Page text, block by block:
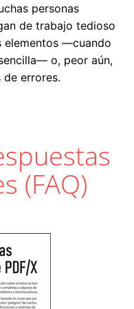
personas
de trabajo tedioso
elementos —cuando
o, peor aún,
errores.
preliminar de un
(FAQ)